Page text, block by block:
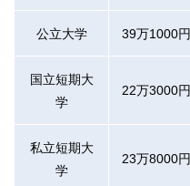
公立大学 39万1000円
国立短期大
学
22万3000円
私立短期大
学
23万8000円